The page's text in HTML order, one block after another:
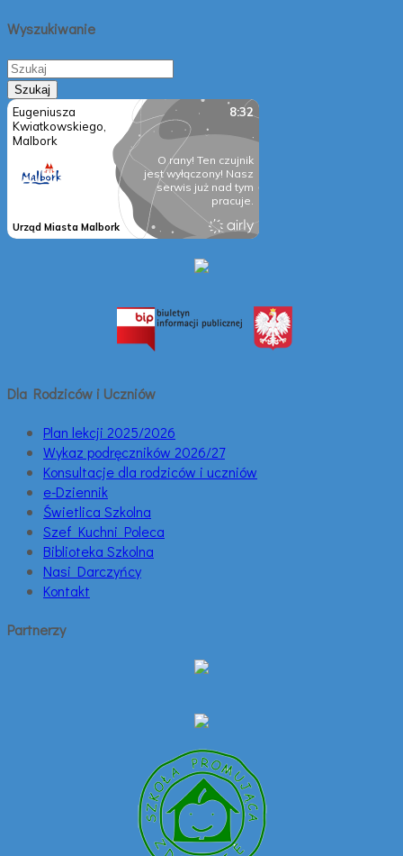
Wyszukiwanie
Dla Rodziców i Uczniów
Plan lekcji 2025/2026
Wykaz podręczników 2026/27
Konsultacje dla rodziców i uczniów
e-Dziennik
Świetlica Szkolna
Szef Kuchni Poleca
Biblioteka Szkolna
Nasi Darczyńcy
Kontakt
Partnerzy